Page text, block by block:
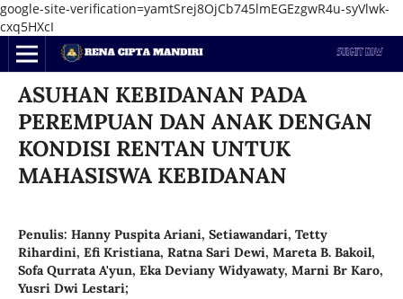
google-site-verification=yamtSrej8OjCb745lmEGEzgwR4u-syVlwk-
cxq5HXcI
ASUHAN KEBIDANAN PADA
PEREMPUAN DAN ANAK DENGAN
KONDISI RENTAN UNTUK
MAHASISWA KEBIDANAN
Penulis: Hanny Puspita Ariani, Setiawandari, Tetty
Rihardini, Efi Kristiana, Ratna Sari Dewi, Mareta B. Bakoil,
Sofa Qurrata A'yun, Eka Deviany Widyawaty, Marni Br Karo,
Yusri Dwi Lestari;